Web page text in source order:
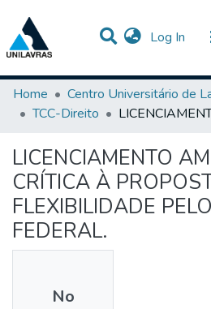
Log In
Communities &
Statistics
All of
Home
TCC-Direito
LICENCIAMENTO
CRÍTICA À
FLEXIBILIDADE
FEDERAL.
No